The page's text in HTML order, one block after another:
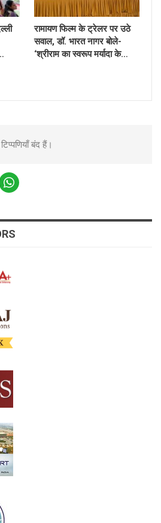
रामायण फिल्म के ट्रेलर पर उठे
सवाल, डॉ. भारत नागर बोले-
‘श्रीराम का स्वरूप मर्यादा के…
टिप्पणियाँ बंद हैं।